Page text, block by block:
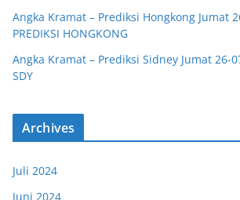
Angka Kramat – Prediksi Hongkong Jumat
PREDIKSI HONGKONG
Angka Kramat – Prediksi Sidney Jumat 26-
SDY
Archives
Juli 2024
Juni 2024